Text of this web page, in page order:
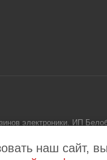
электроники. ИП
наш сайт,